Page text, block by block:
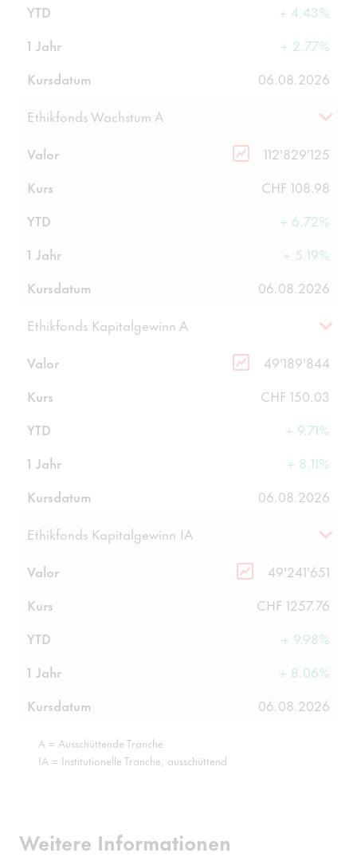
YTD
+ 4.43%
1 Jahr
+ 2.77%
Kursdatum
06.08.2026
Ethikfonds Wachstum A
Valor
112'829'125
Kurs
CHF 108.98
YTD
+ 6.72%
1 Jahr
+ 5.19%
Kursdatum
06.08.2026
Ethikfonds Kapitalgewinn A
Valor
49'189'844
Kurs
CHF 150.03
YTD
+ 9.71%
1 Jahr
+ 8.11%
Kursdatum
06.08.2026
Ethikfonds Kapitalgewinn IA
Valor
49'241'651
Kurs
CHF 1257.76
YTD
+ 9.98%
1 Jahr
+ 8.06%
Kursdatum
06.08.2026
A = Ausschüttende Tranche
IA = Institutionelle Tranche, ausschüttend
Weitere Informationen